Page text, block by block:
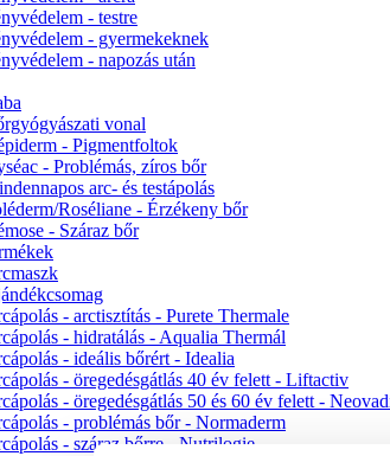
- testre
- gyermekeknek
- napozás után
vonal
- Pigmentfoltok
- Problémás, zíros bőr
arc- és testápolás
Roséliane - Érzékeny bőr
- Száraz bőr
- arctisztítás - Purete Thermale
- hidratálás - Aqualia Thermál
- ideális bőrért - Idealia
- öregedésgátlás 40 év felett - Liftactiv
- öregedésgátlás 50 és 60 év felett -
- problémás bőr - Normaderm
- száraz bőrre - Nutrilogie